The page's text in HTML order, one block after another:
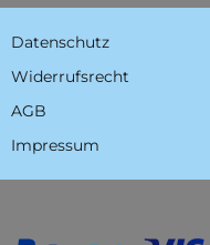
Datenschutz
Widerrufsrecht
AGB
Impressum